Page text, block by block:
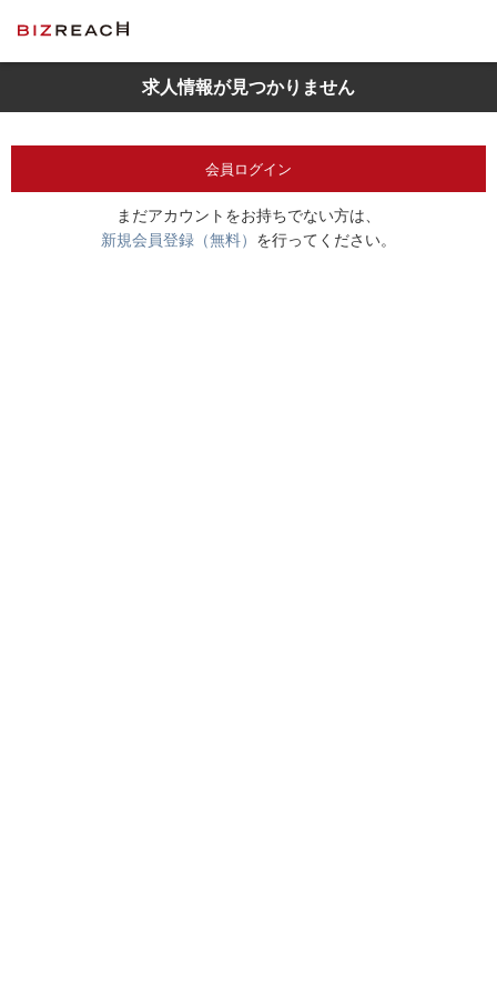
求人情報が見つかりません
会員ログイン
まだアカウントをお持ちでない方は、
新規会員登録（無料） を行ってください。